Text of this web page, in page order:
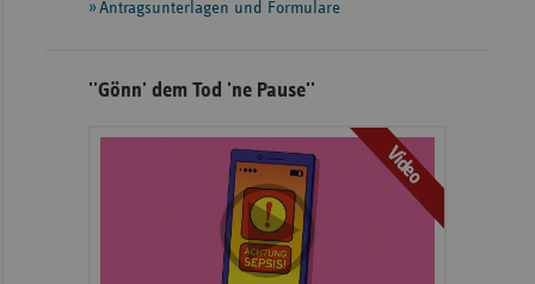
Antragsunterlagen und Formulare
''Gönn' dem Tod 'ne Pause''
Video